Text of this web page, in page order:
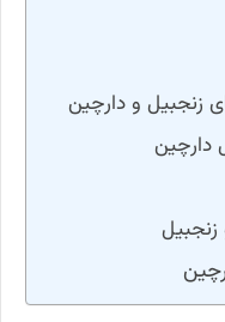
و دارچین
دارچین